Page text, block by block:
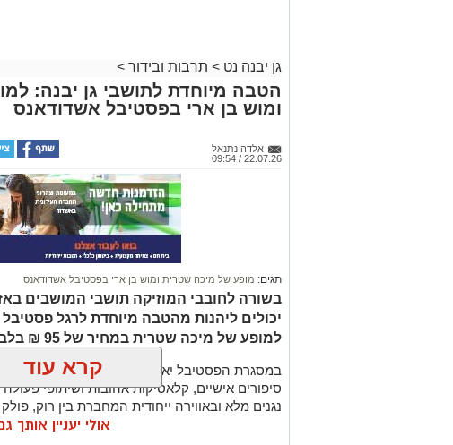
גן יבנה נט > תרבות ובידור >
הטבה מיוחדת לתושבי גן יבנה:
ומוש בן ארי בפסטיבל אשדודאנס
אלדה נתנאל
22.07.26 / 09:54
תגים: מופע של מיכה שטרית ומוש בן ארי בפסטיבל אשדודאנס
בשורה לחובבי המוזיקה תושבי המושבים
למופע של מיכה שטרית במחיר של 95 ₪ בלבד ברכישה חדשה.
במסגרת הפסטיבל יארח מיכה שטרית את מוש בן
סיפורים אישיים, קלאסיקות אהובות ושיתופי פעולה
נגנים מלא ובאווירה ייחודית המחברת בין רוק, פולק
קרא עוד
אולי יעניין אותך